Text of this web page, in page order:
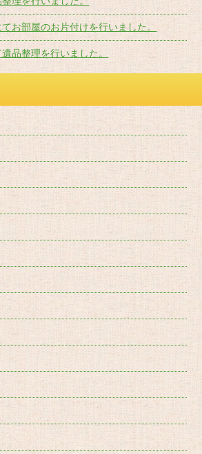
お部屋のお片付けを行いました。
品整理を行いました。